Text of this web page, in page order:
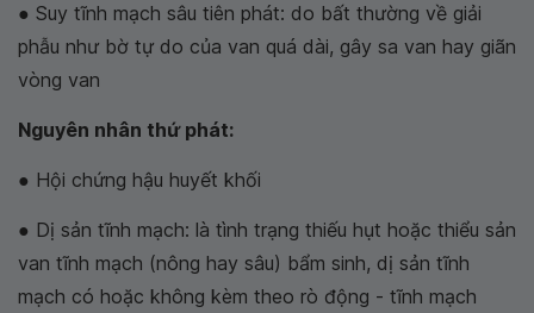
● Suy tĩnh mạch sâu tiên phát: do bất thường về giải
phẫu như bờ tự do của van quá dài, gây sa van hay giãn
vòng van
Nguyên nhân thứ phát:
● Hội chứng hậu huyết khối
● Dị sản tĩnh mạch: là tình trạng thiếu hụt hoặc thiểu sản
van tĩnh mạch (nông hay sâu) bẩm sinh, dị sản tĩnh
mạch có hoặc không kèm theo rò động - tĩnh mạch